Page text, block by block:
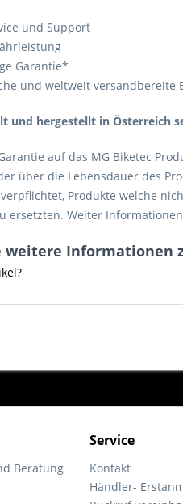
und Support
Garantie*
und weltweit versandbereite
und hergestellt in Österreich
auf das MG Biketec
über die Lebensdauer des
Produkte welche
ersetzten. Weiter
weitere Informationen
Beratung
Service
Kontakt
Händler-